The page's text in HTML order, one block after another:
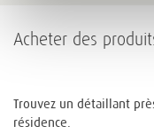
Acheter des
Trouvez un détaillant
résidence.